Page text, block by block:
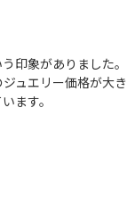
印象がありました。
ュエリー価格が大き
ます。